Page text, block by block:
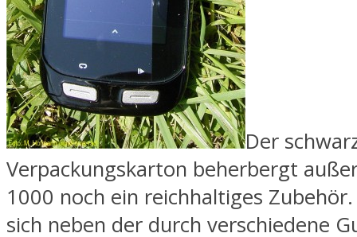
Der
Verpackungskarton beherbergt
1000 noch ein reichhaltiges
sich neben der durch verschiedene